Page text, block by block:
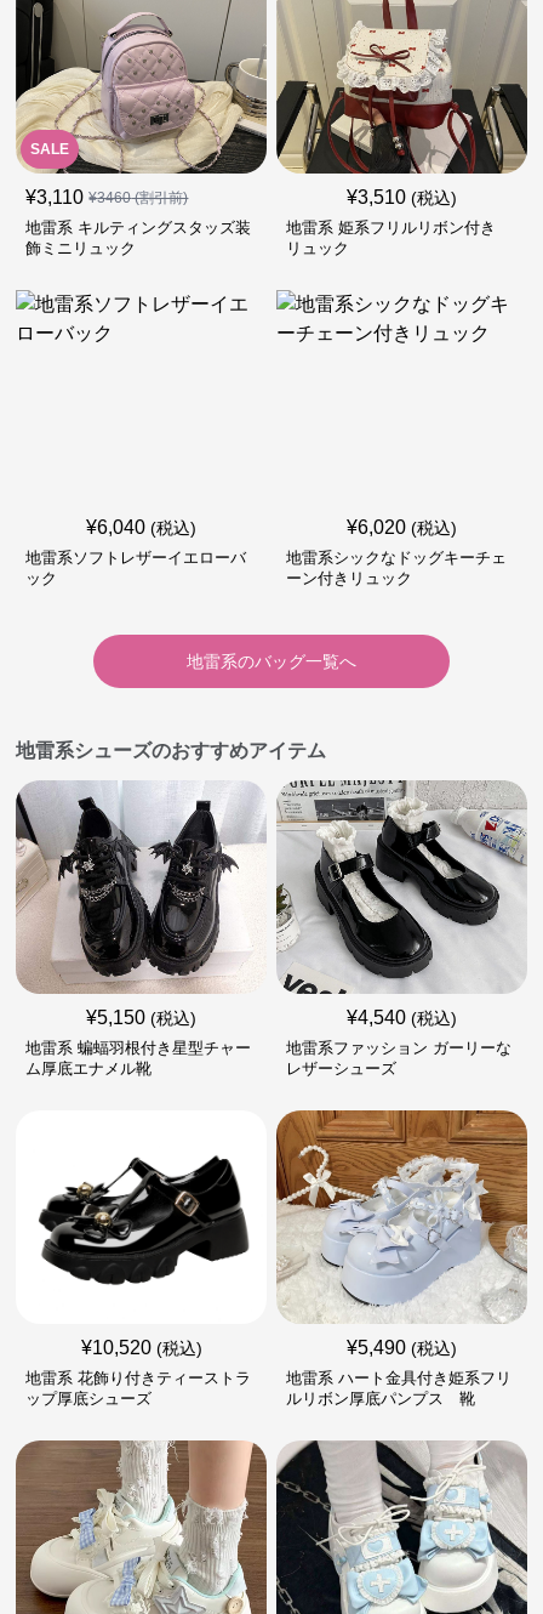
SALE
¥3,110 ¥3460(割引前)
地雷系 キルティングスタッズ装
飾ミニリュック
¥3,510 (税込)
地雷系 姫系フリルリボン付き
リュック
¥6,040 (税込)
地雷系ソフトレザーイエローバ
ック
¥6,020 (税込)
地雷系シックなドッグキーチェ
ーン付きリュック
地雷系のバッグ一覧へ
地雷系シューズのおすすめアイテム
¥5,150 (税込)
地雷系 蝙蝠羽根付き星型チャー
ム厚底エナメル靴
¥4,540 (税込)
地雷系ファッション ガーリーな
レザーシューズ
¥10,520 (税込)
地雷系 花飾り付きティーストラ
ップ厚底シューズ
¥5,490 (税込)
地雷系 ハート金具付き姫系フリ
ルリボン厚底パンプス 靴